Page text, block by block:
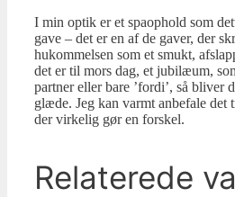
I min optik er et spaophold som
gave – det er en af de gaver, der
hukommelsen som et smukt,
det er til mors dag, et jubilæum,
partner eller bare ’fordi’, så bliver
glæde. Jeg kan varmt anbefale det
der virkelig gør en forskel.
Relaterede